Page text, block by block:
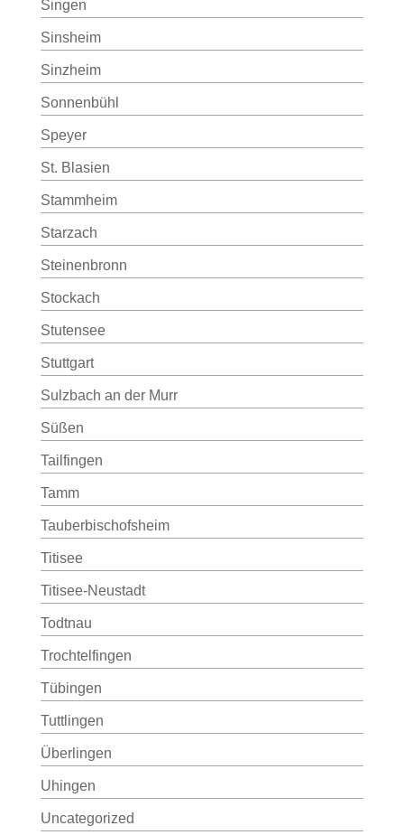
Singen
Sinsheim
Sinzheim
Sonnenbühl
Speyer
St. Blasien
Stammheim
Starzach
Steinenbronn
Stockach
Stutensee
Stuttgart
Sulzbach an der Murr
Süßen
Tailfingen
Tamm
Tauberbischofsheim
Titisee
Titisee-Neustadt
Todtnau
Trochtelfingen
Tübingen
Tuttlingen
Überlingen
Uhingen
Uncategorized